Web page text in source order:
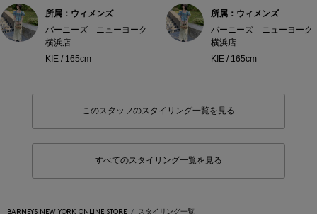
所属：ウィメンズ
バーニーズ ニューヨーク
横浜店
KIE / 165cm
所属：ウィメンズ
バーニーズ ニューヨーク
横浜店
KIE / 165cm
このスタッフのスタイリング一覧を見る
すべてのスタイリング一覧を見る
BARNEYS NEW YORK ONLINE STORE スタイリング一覧